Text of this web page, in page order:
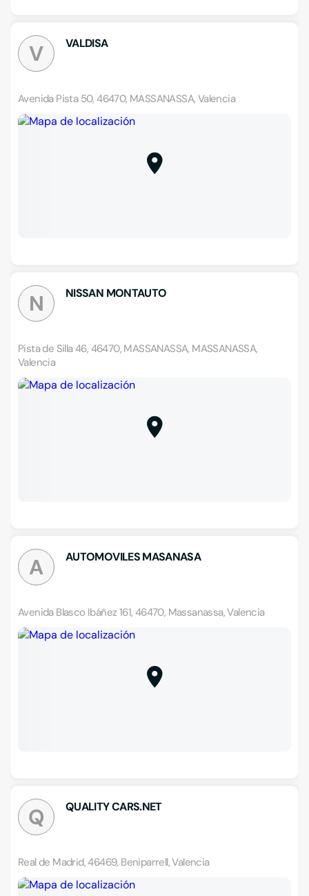
V VALDISA
Avenida Pista 50, 46470, MASSANASSA, Valencia
N NISSAN MONTAUTO
Pista de Silla 46, 46470, MASSANASSA, MASSANASSA,
Valencia
A AUTOMOVILES MASANASA
Avenida Blasco Ibáñez 161, 46470, Massanassa, Valencia
Q QUALITY CARS.NET
Real de Madrid, 46469, Beniparrell, Valencia